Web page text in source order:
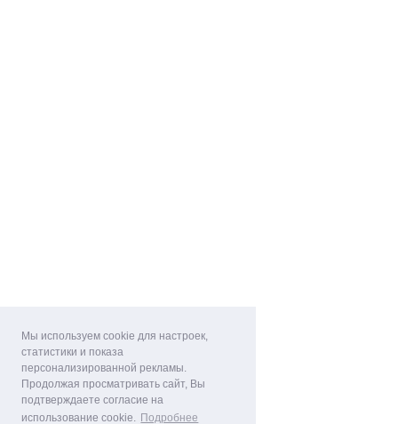
Мы используем cookie для настроек,
статистики и показа
персонализированной рекламы.
Продолжая просматривать сайт, Вы
подтверждаете согласие на
использование cookie. Подробнее